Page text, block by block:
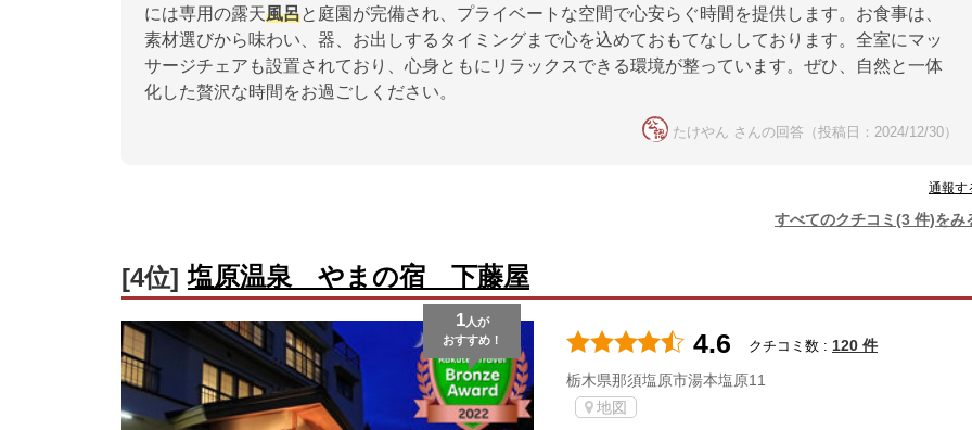
には専用の露天風呂と庭園が完備され、プライベートな空間で心安らぐ時間を提供します。お食事は、
素材選びから味わい、器、お出しするタイミングまで心を込めておもてなししております。全室にマッ
サージチェアも設置されており、心身ともにリラックスできる環境が整っています。ぜひ、自然と一体
化した贅沢な時間をお過ごしください。
たけやん さんの回答（投稿日：2024/12/30）
通報す
すべてのクチコミ(3 件)をみ
[4位] 塩原温泉 やまの宿 下藤屋
1人が
おすすめ！
4.6 クチコミ数 : 120 件
栃木県那須塩原市湯本塩原11
地図